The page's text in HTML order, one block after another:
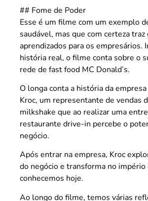
## Fome de Poder
Esse é um filme com um exemplo
saudável, mas que com certeza traz
aprendizados para os empresários.
história real, o filme conta sobre o
rede de fast food MC Donald’s.
O longa conta a história da
Kroc, um representante de vendas
milkshake que ao realizar uma
restaurante drive-in percebe o
negócio.
Após entrar na empresa, Kroc
do negócio e transforma no império
conhecemos hoje.
Ao longo do filme, temos várias